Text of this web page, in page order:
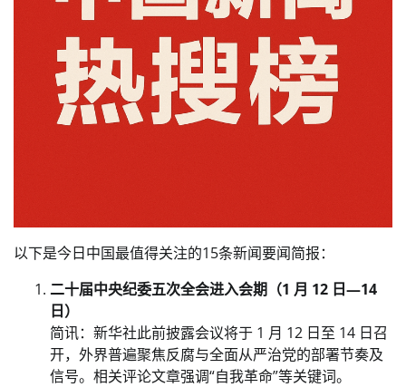
以下是今日中国最值得关注的15条新闻要闻简报：
二十届中央纪委五次全会进入会期（1 月 12 日—14
日）
简讯：新华社此前披露会议将于 1 月 12 日至 14 日召
开，外界普遍聚焦反腐与全面从严治党的部署节奏及
信号。相关评论文章强调“自我革命”等关键词。